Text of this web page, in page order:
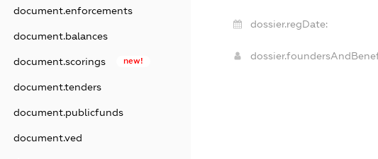
document.enforcements
document.balances
document.scorings new!
document.tenders
document.publicfunds
document.ved
dossier.regDate: